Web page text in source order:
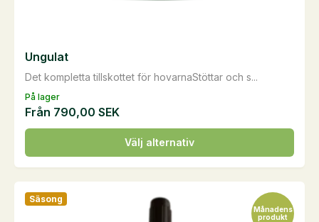
På lager
Det kompletta tillskottet för hovarnaStöttar och s...
Ungulat
Från 790,00 SEK
Välj alternativ
Den
här
produkten
har
flera
Säsong
Månadens
produkt